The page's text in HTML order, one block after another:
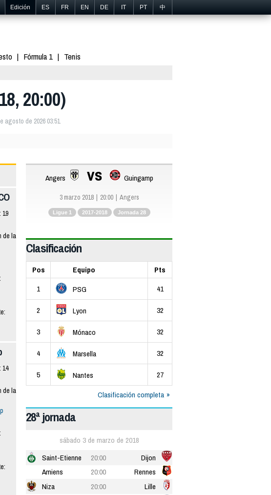
Edición ES FR EN DE IT PT 中
Fórmula 1
Tenis
20:00)
agosto de 2026 03:51
19
de la
14
de la
Angers vs Guingamp
3 marzo 2018 20:00 Angers
Ligue 1 2017-2018 Jornada 28
Clasificación
Pos Equipo
Pts
1
PSG 41
2 Lyon 32
3 Mónaco 32
4 Marsella 32
5 Nantes
27
Clasificación completa
28ª jornada
sábado 3 de marzo de 2018
Saint-Etienne
20:00
Dijon
Amiens
20:00
Rennes
Niza
20:00
Lille